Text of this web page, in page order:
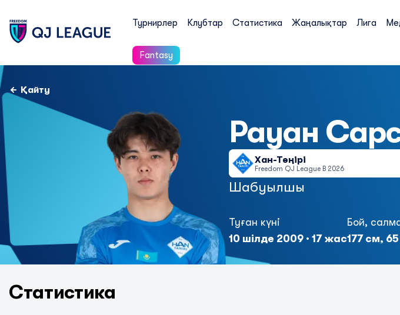
Турнирлер Клубтар Статистика Жаңалықтар Лига
Fantasy
Қайту
Рауан
Хан-Тәңірі
Freedom QJ League B 2026
Шабуылшы
Туған күні
10 шілде 2009 · 17 жас
Бой,
177 см, 65
Статистика